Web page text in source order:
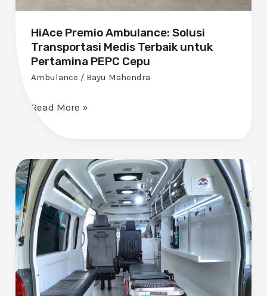
HiAce Premio Ambulance: Solusi
Transportasi Medis Terbaik untuk
Pertamina PEPC Cepu
Ambulance / Bayu Mahendra
Read More »
HiAce
Ambulance:
Solusi
Tanggap
Darurat
Terbaik
untuk
RS